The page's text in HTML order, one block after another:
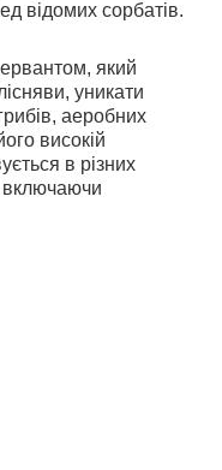
відомих сорбатів.
який
уникати
аеробних
високій
в різних
включаючи